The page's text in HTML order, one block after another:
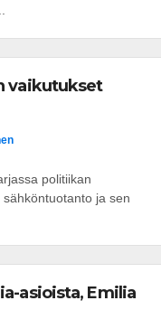
vaikutukset
politiikan
ja sen
asioista, Emilia